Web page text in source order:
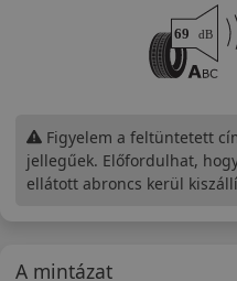
A mintázat
Figyelem a feltüntetett
jellegűek. Előfordulhat,
ellátott abroncs kerül